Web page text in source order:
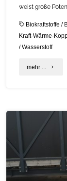
weist große
Biokraftstoffe /
Kraft-Wärme-
/Wasserstoff
mehr ...
in